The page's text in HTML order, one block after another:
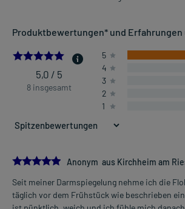
Produktbewertungen* und Erfahrungen
5.0
5,0 / 5
8 insgesamt
5
4
3
2
1
5.0Anonym aus Kirchheim am
Seit meiner Darmspiegelung nehme ich die
täglich vor dem Frühstück wie beschrieben